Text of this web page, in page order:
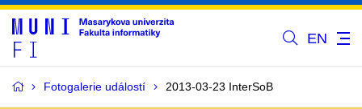
EN
Fotogalerie událostí 2013-03-23 InterSoB